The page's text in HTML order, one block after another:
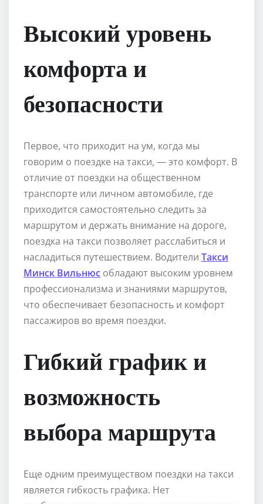
Высокий уровень
комфорта и
безопасности
Первое, что приходит на ум, когда мы
говорим о поездке на такси, — это комфорт. В
отличие от поездки на общественном
транспорте или личном автомобиле, где
приходится самостоятельно следить за
маршрутом и держать внимание на дороге,
поездка на такси позволяет расслабиться и
насладиться путешествием. Водители Такси
Минск Вильнюс обладают высоким уровнем
профессионализма и знаниями маршрутов,
что обеспечивает безопасность и комфорт
пассажиров во время поездки.
Гибкий график и
возможность
выбора маршрута
Еще одним преимуществом поездки на такси
является гибкость графика. Нет